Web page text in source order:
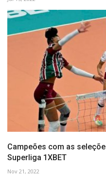
Campeões com as
Superliga 1XBET
Nov 21, 2022